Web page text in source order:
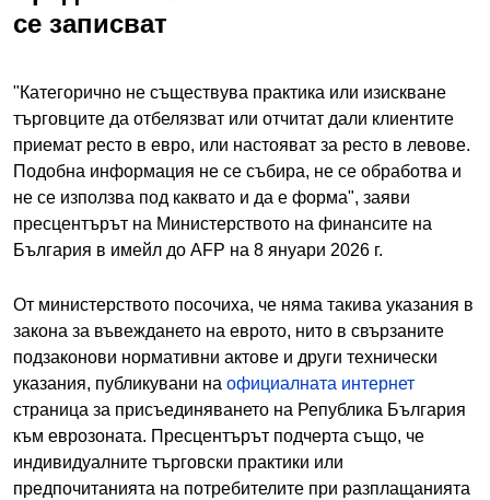
се записват
"Категорично не съществува практика или изискване
търговците да отбелязват или отчитат дали клиентите
приемат ресто в евро, или настояват за ресто в левове.
Подобна информация не се събира, не се обработва и
не се използва под каквато и да е форма", заяви
пресцентърът на Министерството на финансите на
България в имейл до AFP на 8 януари 2026 г.
От министерството посочиха, че няма такива указания в
закона за въвеждането на еврото, нито в свързаните
подзаконови нормативни актове и други технически
указания, публикувани на официалната интернет
страница за присъединяването на Република България
към еврозоната. Пресцентърът подчерта също, че
индивидуалните търговски практики или
предпочитанията на потребителите при разплащанията